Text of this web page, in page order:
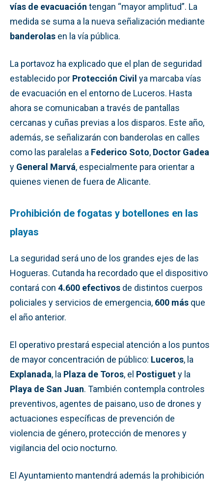
vías de evacuación tengan “mayor amplitud”. La
medida se suma a la nueva señalización mediante
banderolas en la vía pública.
La portavoz ha explicado que el plan de seguridad
establecido por Protección Civil ya marcaba vías
de evacuación en el entorno de Luceros. Hasta
ahora se comunicaban a través de pantallas
cercanas y cuñas previas a los disparos. Este año,
además, se señalizarán con banderolas en calles
como las paralelas a Federico Soto, Doctor Gadea
y General Marvá, especialmente para orientar a
quienes vienen de fuera de Alicante.
Prohibición de fogatas y botellones en las
playas
La seguridad será uno de los grandes ejes de las
Hogueras. Cutanda ha recordado que el dispositivo
contará con 4.600 efectivos de distintos cuerpos
policiales y servicios de emergencia, 600 más que
el año anterior.
El operativo prestará especial atención a los puntos
de mayor concentración de público: Luceros, la
Explanada, la Plaza de Toros, el Postiguety la
Playa de San Juan. También contempla controles
preventivos, agentes de paisano, uso de drones y
actuaciones específicas de prevención de
violencia de género, protección de menores y
vigilancia del ocio nocturno.
El Ayuntamiento mantendrá además la prohibición